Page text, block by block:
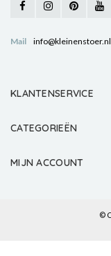
Mail info@kleinenstoer.nl
KLANTENSERVICE
CATEGORIEËN
MIJN ACCOUNT
©